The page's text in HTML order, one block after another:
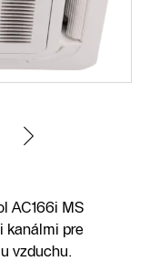
AC166i MS
kanálmi pre
vzduchu.